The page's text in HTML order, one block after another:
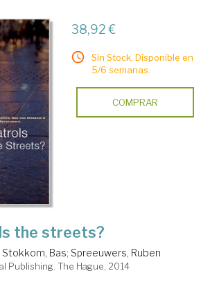
38,92 €
Sin Stock. Disponible en
5/6 semanas.
COMPRAR
the streets?
Stokkom, Bas; Spreeuwers, Ruben
Publishing. The Hague, 2014